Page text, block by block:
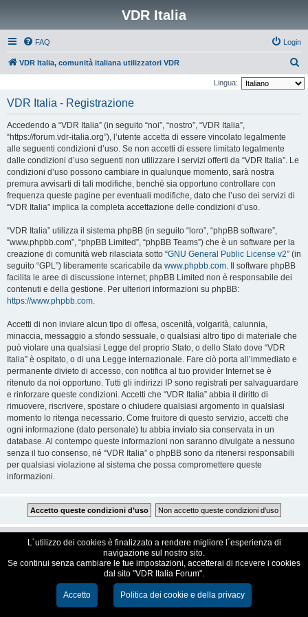
VDR Italia
FAQ Login
VDR Italia, comunità italiana utilizzatori VDR
e
Lingua:
VDR Italia - Registrazione
Accedendo a “VDR Italia” (in seguito “noi”, “nostro”, “VDR Italia”,
“https://forum.vdr-italia.org”), l’utente accetta di essere vincolato legalmente
alle seguenti condizioni d’uso. Se non accetti di essere limitato legalmente
dalle condizioni d’uso seguenti non utilizzare i servizi offerti da “VDR Italia”. Le
condizioni d’uso possono cambiare in qualunque momento, sarà nostra
premura avvisarti di tali modifiche, benché sia opportuno controllare con
frequenza queste pagine per eventuali modifiche, dato che l’uso dei servizi di
“VDR Italia” implica la completa accettazione delle condizioni d’uso.
“VDR Italia” utilizza il sistema phpBB (in seguito “loro”, “phpBB software”,
“www.phpbb.com”, “phpBB Limited”, “phpBB Teams”) che è un software per la
creazione di comunità web rilasciata sotto “GNU General Public License v2” (in
seguito “GPL”) liberamente scaricabile da www.phpbb.com. Il software phpBB
facilita le aree di discussione internet; phpBB Limited non è responsabile dei
contenuti e della gestione. Per ulteriori informazioni su phpBB:
https://www.phpbb.com.
Accetti di non inviare alcun tipo di offesa, oscenità, volgarità, calunnia,
minaccia, messaggio a sfondo sessuale, o qualsiasi altro tipo di materiale che
può violare una qualsiasi Legge del proprio Stato, o dello Stato dove “VDR
Italia” è ospitato, o di una Legge internazionale. Fare ciò porta all’immediato e
permanente divieto di accesso, con notifica al tuo provider Internet se è
ritenuto da noi opportuno. Tutti gli indirizzi IP sono registrati per salvaguardare
e rinforzare queste condizioni. Accetti che “VDR Italia” abbia il diritto di
rimuovere, riscrivere, spostare o chiudere qualsiasi argomento in qualsiasi
momento lo ritenga necessario. Come fruitore di questo servizio, accetti che
ogni informazione (dato personale) tu abbia inviato sia conservata in un
database. Al contempo queste informazioni non saranno divulgate a nessuno
senza il tuo consenso, né “VDR Italia” o phpBB sono da ritenersi responsabili
per qualsiasi violazione al sistema che possa compromettere queste
informazioni.
VDR Italia, comunità italiana utilizzatori VDR
Creato daphpBB® Forum Software © phpBB Limited
Traduzione ItalianaphpBB-Italia.it
L´utilizzo dei cookies è finalizzato a rendere migliore l´esperienza di
navigazione sul nostro sito.
Se continui senza cambiare le tue impostazioni, accetterai di ricevere i cookies
dal sito "VDR Italia Forum".
Accetto Politica dei cookie e della privacy